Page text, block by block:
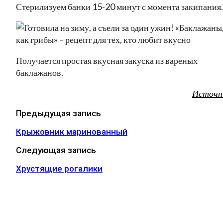
Стерилизуем банки 15-20 минут с момента закипания.
Получается простая вкусная закуска из вареных
баклажанов.
Предыдущая запись
Крыжовник маринованный
Следующая запись
Хрустящие рогалики